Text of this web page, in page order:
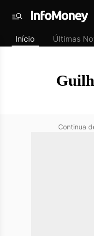
Padrão
Últimas
Menu
Início Últimas
Continua